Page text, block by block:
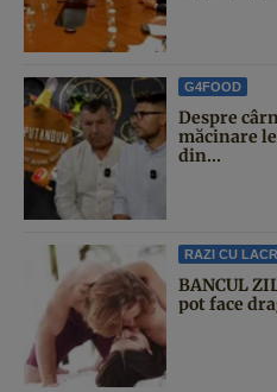
G4FOOD
Despre
măcinare
din...
RAZI CU
BANCUL
pot face